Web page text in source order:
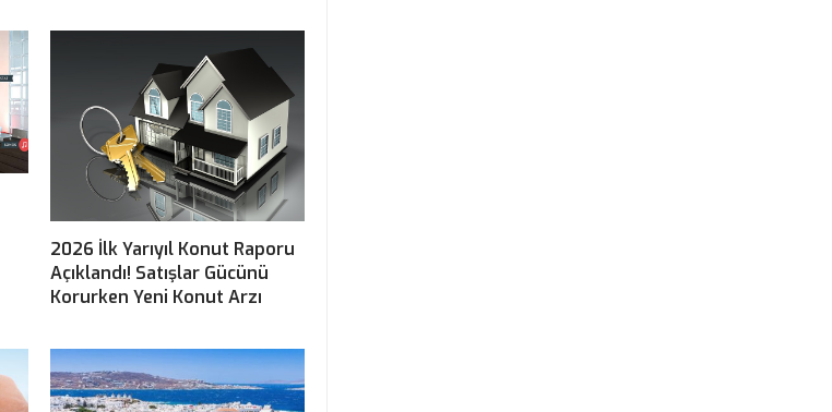
2026 İlk Yarıyıl Konut Raporu
Açıklandı! Satışlar Gücünü
Korurken Yeni Konut Arzı